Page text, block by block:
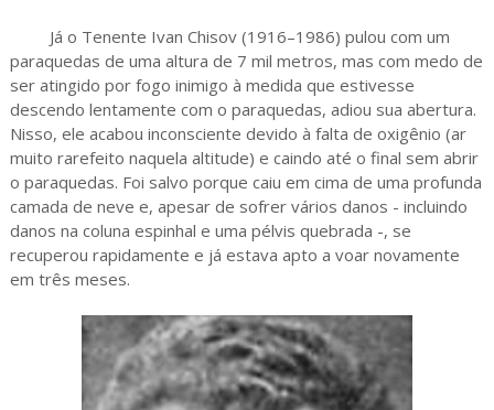
Já o Tenente Ivan Chisov (1916–1986) pulou com um
paraquedas de uma altura de 7 mil metros, mas com medo de
ser atingido por fogo inimigo à medida que estivesse
descendo lentamente com o paraquedas, adiou sua abertura.
Nisso, ele acabou inconsciente devido à falta de oxigênio (ar
muito rarefeito naquela altitude) e caindo até o final sem abrir
o paraquedas. Foi salvo porque caiu em cima de uma profunda
camada de neve e, apesar de sofrer vários danos - incluindo
danos na coluna espinhal e uma pélvis quebrada -, se
recuperou rapidamente e já estava apto a voar novamente
em três meses.